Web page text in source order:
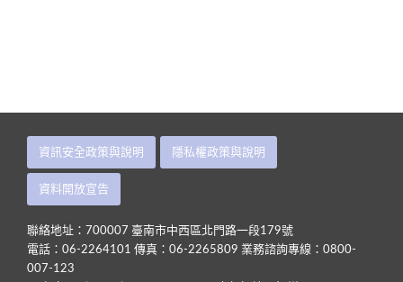
資訊安全政策與說明 隱私權政策與說明
資料開放宣告
聯絡地址：700007 臺南市中西區北門路一段179號
電話：06-2264101 傳真：06-2265809 業務諮詢專線：0800-
007-123